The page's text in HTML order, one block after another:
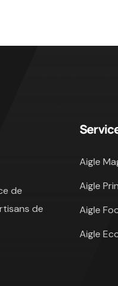
de
de
Aigle
Aigle
Aigle
Aigle